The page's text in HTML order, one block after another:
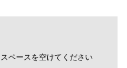
ペースを空けてください